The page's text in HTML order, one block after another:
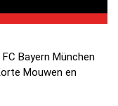
Bayern München
Mouwen en